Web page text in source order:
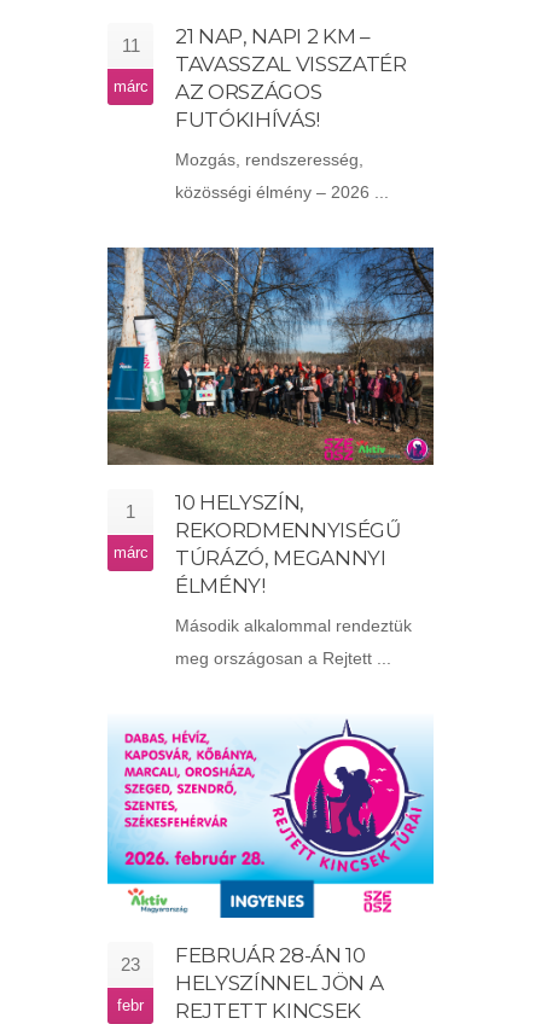
11
márc
21 NAP, NAPI 2 KM –
TAVASSZAL VISSZATÉR
AZ ORSZÁGOS
FUTÓKIHÍVÁS!
Mozgás, rendszeresség,
közösségi élmény – 2026 ...
1
márc
10 HELYSZÍN,
REKORDMENNYISÉGŰ
TÚRÁZÓ, MEGANNYI
ÉLMÉNY!
Második alkalommal rendeztük
meg országosan a Rejtett ...
23
febr
FEBRUÁR 28-ÁN 10
HELYSZÍNNEL JÖN A
REJTETT KINCSEK